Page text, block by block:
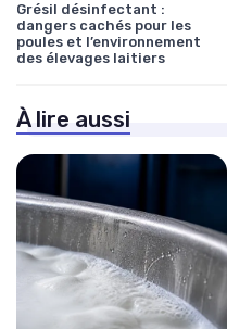
Grésil désinfectant :
dangers cachés pour les
poules et l’environnement
des élevages laitiers
À lire aussi